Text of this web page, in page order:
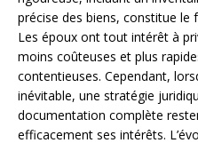
précise des biens, constitue le
Les époux ont tout intérêt à
moins coûteuses et plus
contentieuses. Cependant,
inévitable, une stratégie
documentation complète
efficacement ses intérêts.